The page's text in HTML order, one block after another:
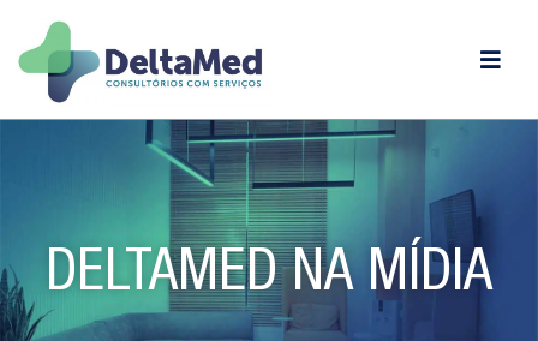
DELTAMED NA MÍDIA